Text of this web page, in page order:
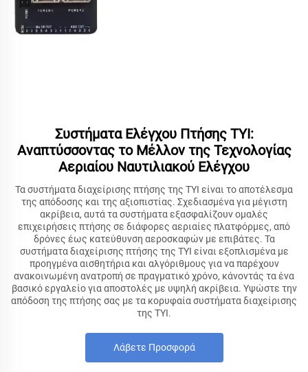
Συστήματα Ελέγχου Πτήσης TYI:
Αναπτύσσοντας το Μέλλον της Τεχνολογίας
Αεριαίου Ναυτιλιακού Ελέγχου
Τα συστήματα διαχείρισης πτήσης της TYI είναι το αποτέλεσμα
της απόδοσης και της αξιοπιστίας. Σχεδιασμένα για μέγιστη
ακρίβεια, αυτά τα συστήματα εξασφαλίζουν ομαλές
επιχειρήσεις πτήσης σε διάφορες αεριαίες πλατφόρμες, από
δρόνες έως κατεύθυνση αεροσκαφών με επιβάτες. Τα
συστήματα διαχείρισης πτήσης της TYI είναι εξοπλισμένα με
προηγμένα αισθητήρια και αλγόριθμους για να παρέχουν
ανακοινωμένη ανατροπή σε πραγματικό χρόνο, κάνοντάς τα ένα
βασικό εργαλείο για αποστολές με υψηλή ακρίβεια. Υψώστε την
απόδοση της πτήσης σας με τα κορυφαία συστήματα διαχείρισης
της TYI.
Λάβετε Προσφορά